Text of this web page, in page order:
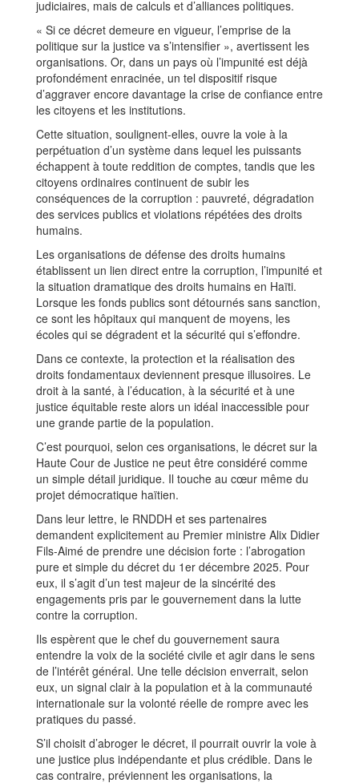
judiciaires, mais de calculs et d’alliances politiques.
« Si ce décret demeure en vigueur, l’emprise de la
politique sur la justice va s’intensifier », avertissent les
organisations. Or, dans un pays où l’impunité est déjà
profondément enracinée, un tel dispositif risque
d’aggraver encore davantage la crise de confiance entre
les citoyens et les institutions.
Cette situation, soulignent-elles, ouvre la voie à la
perpétuation d’un système dans lequel les puissants
échappent à toute reddition de comptes, tandis que les
citoyens ordinaires continuent de subir les
conséquences de la corruption : pauvreté, dégradation
des services publics et violations répétées des droits
humains.
Les organisations de défense des droits humains
établissent un lien direct entre la corruption, l’impunité et
la situation dramatique des droits humains en Haïti.
Lorsque les fonds publics sont détournés sans sanction,
ce sont les hôpitaux qui manquent de moyens, les
écoles qui se dégradent et la sécurité qui s’effondre.
Dans ce contexte, la protection et la réalisation des
droits fondamentaux deviennent presque illusoires. Le
droit à la santé, à l’éducation, à la sécurité et à une
justice équitable reste alors un idéal inaccessible pour
une grande partie de la population.
C’est pourquoi, selon ces organisations, le décret sur la
Haute Cour de Justice ne peut être considéré comme
un simple détail juridique. Il touche au cœur même du
projet démocratique haïtien.
Dans leur lettre, le RNDDH et ses partenaires
demandent explicitement au Premier ministre Alix Didier
Fils-Aimé de prendre une décision forte : l’abrogation
pure et simple du décret du 1er décembre 2025. Pour
eux, il s’agit d’un test majeur de la sincérité des
engagements pris par le gouvernement dans la lutte
contre la corruption.
Ils espèrent que le chef du gouvernement saura
entendre la voix de la société civile et agir dans le sens
de l’intérêt général. Une telle décision enverrait, selon
eux, un signal clair à la population et à la communauté
internationale sur la volonté réelle de rompre avec les
pratiques du passé.
S’il choisit d’abroger le décret, il pourrait ouvrir la voie à
une justice plus indépendante et plus crédible. Dans le
cas contraire, préviennent les organisations, la